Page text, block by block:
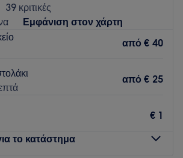
39 κριτικές
Εμφάνιση στον χάρτη
από € 40
από € 25
€ 1
το κατάστημα